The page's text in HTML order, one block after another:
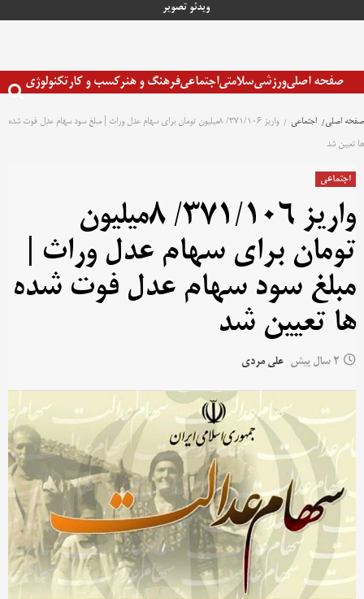
ویدئو تصویر
صفحه اصلیورزشیسلامتیاجتماعیفرهنگ و هنرکسب و کارتکنولوژی
صفحه اصلی اجتماعی
واریز ۳۷۱/۱۰۶/ ۸میلیون تومان برای سهام عدل وراث | مبلغ سود سهام عدل فوت شده
ها تعیین شد
اجتماعی
واریز ۳۷۱/۱۰۶/ ۸میلیون
تومان برای سهام عدل وراث |
مبلغ سود سهام عدل فوت شده
ها تعیین شد
2 سال پیش علی مردی